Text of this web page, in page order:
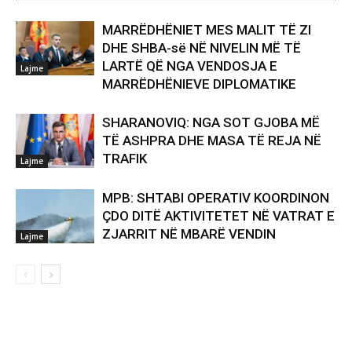
Lajme
MARRËDHËNIET MES MALIT TË ZI
DHE SHBA-së NË NIVELIN MË TË
LARTË QË NGA VENDOSJA E
MARRËDHËNIEVE DIPLOMATIKE
Lajme
SHARANOVIQ: NGA SOT GJOBA MË
TË ASHPRA DHE MASA TË REJA NË
TRAFIK
Lajme
MPB: SHTABI OPERATIV KOORDINON
ÇDO DITË AKTIVITETET NË VATRAT E
ZJARRIT NË MBARË VENDIN